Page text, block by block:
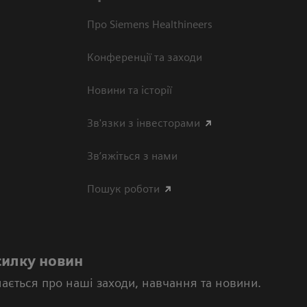
Про Siemens Healthineers
Конференції та заходи
Новини та історії
Зв'язки з інвесторами
Зв’яжіться з нами
Пошук роботи
новин
про наші заходи, навчання та новини.